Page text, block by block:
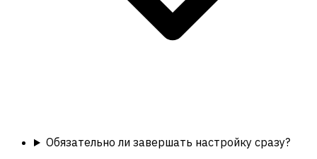
Обязательно ли завершать настройку сразу?